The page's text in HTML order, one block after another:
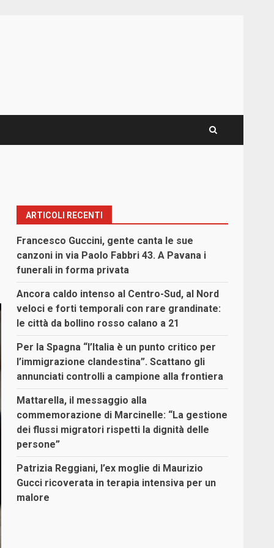
ARTICOLI RECENTI
Francesco Guccini, gente canta le sue
canzoni in via Paolo Fabbri 43. A Pavana i
funerali in forma privata
Ancora caldo intenso al Centro-Sud, al Nord
veloci e forti temporali con rare grandinate:
le città da bollino rosso calano a 21
Per la Spagna “l’Italia è un punto critico per
l’immigrazione clandestina”. Scattano gli
annunciati controlli a campione alla frontiera
Mattarella, il messaggio alla
commemorazione di Marcinelle: “La gestione
dei flussi migratori rispetti la dignità delle
persone”
Patrizia Reggiani, l’ex moglie di Maurizio
Gucci ricoverata in terapia intensiva per un
malore